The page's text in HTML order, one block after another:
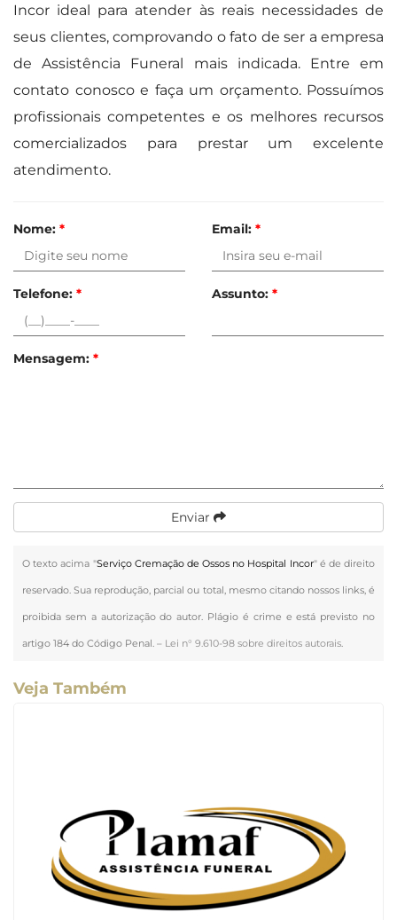
Incor ideal para atender às reais necessidades de
seus clientes, comprovando o fato de ser a empresa
de Assistência Funeral mais indicada. Entre em
contato conosco e faça um orçamento. Possuímos
profissionais competentes e os melhores recursos
comercializados para prestar um excelente
atendimento.
Nome: * Email: *
Telefone: * Assunto: *
Mensagem: *
Enviar
O texto acima "Serviço Cremação de Ossos no Hospital Incor" é de direito
reservado. Sua reprodução, parcial ou total, mesmo citando nossos links, é
proibida sem a autorização do autor. Plágio é crime e está previsto no
artigo 184 do Código Penal. – Lei n° 9.610-98 sobre direitos autorais.
Veja Também